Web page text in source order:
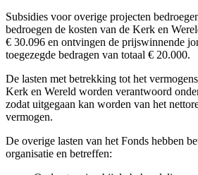
Subsidies voor overige projecten
bedroegen de kosten van de Kerk en
€ 30.096 en ontvingen de prijswinnende
toegezegde bedragen van totaal € 20.000.
De lasten met betrekking tot het
Kerk en Wereld worden verantwoord
zodat uitgegaan kan worden van het
vermogen.
De overige lasten van het Fonds hebben
organisatie en betreffen: